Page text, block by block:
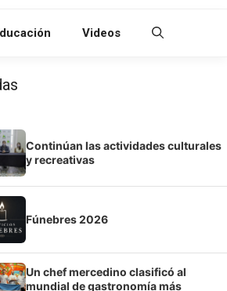
Videos
Continúan las actividades culturales
y recreativas
Fúnebres 2026
Un chef mercedino clasificó al
mundial de gastronomía más